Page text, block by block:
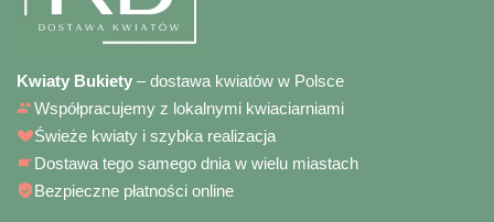
Kwiaty Bukiety – dostawa kwiatów w Polsce
Współpracujemy z lokalnymi kwiaciarniami
Świeże kwiaty i szybka realizacja
Dostawa tego samego dnia w wielu miastach
Bezpieczne płatności online